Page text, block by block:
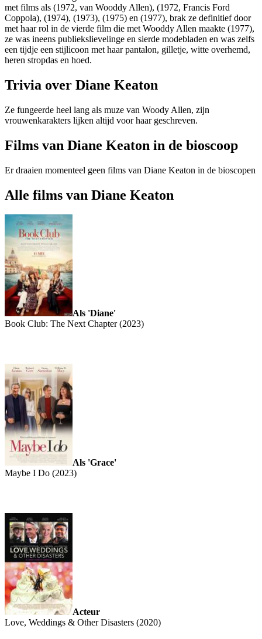
met films als (1972, van Wooddy Allen), (1972, Francis Ford
Coppola), (1974), (1973), (1975) en (1977), brak ze definitief door
met haar rol in de vierde film die met Wooddy Allen maakte (1977),
ze was ineens publiekslievelinge en sierde modebladen en was zelfs
een tijdje een stijlicoon met haar pantalon, gilletje, witte overhemd,
heren stropdas en hoed.
Trivia over Diane Keaton
Ze fungeerde heel lang als muze van Woody Allen, zijn
vrouwenkarakters lijken altijd voor haar geschreven.
Films van Diane Keaton in de bioscoop
Er draaien momenteel geen films van Diane Keaton in de bioscopen
Alle films van Diane Keaton
Als 'Diane'
Book Club: The Next Chapter (2023)
Als 'Grace'
Maybe I Do (2023)
Acteur
Love, Weddings & Other Disasters (2020)